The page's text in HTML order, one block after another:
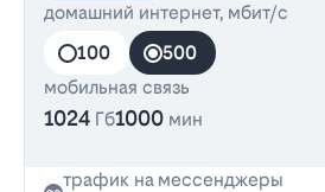
домашний интернет, мбит/с
100
500
мобильная связь
1024 Гб1000 мин
трафик на мессенджеры